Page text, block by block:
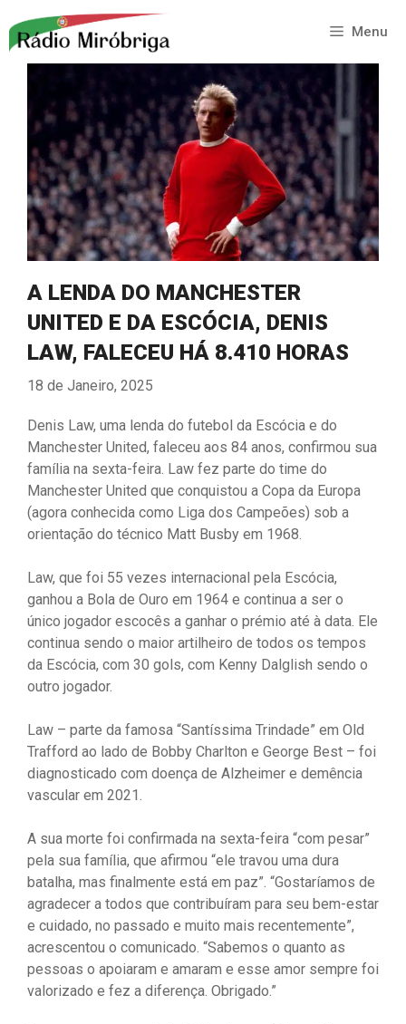
para
Menu
A LENDA DO MANCHESTER
UNITED E DA ESCÓCIA, DENIS
LAW, FALECEU HÁ 8.410 HORAS
18 de Janeiro, 2025
Denis Law, uma lenda do futebol da Escócia e do
Manchester United, faleceu aos 84 anos, confirmou sua
família na sexta-feira. Law fez parte do time do
Manchester United que conquistou a Copa da Europa
(agora conhecida como Liga dos Campeões) sob a
orientação do técnico Matt Busby em 1968.
Law, que foi 55 vezes internacional pela Escócia,
ganhou a Bola de Ouro em 1964 e continua a ser o
único jogador escocês a ganhar o prémio até à data. Ele
continua sendo o maior artilheiro de todos os tempos
da Escócia, com 30 gols, com Kenny Dalglish sendo o
outro jogador.
Law – parte da famosa “Santíssima Trindade” em Old
Trafford ao lado de Bobby Charlton e George Best – foi
diagnosticado com doença de Alzheimer e demência
vascular em 2021.
A sua morte foi confirmada na sexta-feira “com pesar”
pela sua família, que afirmou “ele travou uma dura
batalha, mas finalmente está em paz”. “Gostaríamos de
agradecer a todos que contribuíram para seu bem-estar
e cuidado, no passado e muito mais recentemente”,
acrescentou o comunicado. “Sabemos o quanto as
pessoas o apoiaram e amaram e esse amor sempre foi
valorizado e fez a diferença. Obrigado.”